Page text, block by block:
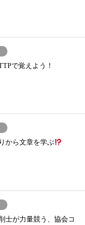
で覚えよう！
から文章を学ぶ
士が力量競う、協会コ